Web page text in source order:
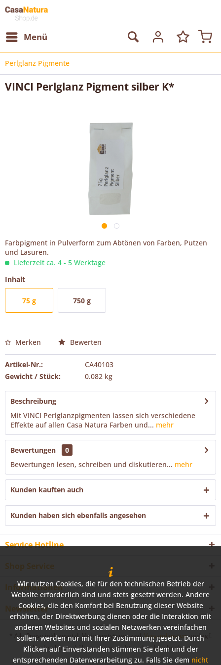
Menü
Perlglanz Pigmente
VINCI Perlglanz Pigment silber K*
Farbpigment in Pulverform zum Abtönen von Farben, Putzen
und Lasuren.
Lieferzeit ca. 4 - 5 Werktage
Inhalt
75 g 750 g
Merken Bewerten
Artikel-Nr.:
CA40103
Gewicht / Stück:
0.082 kg
Beschreibung
Mit VINCI Perlglanzpigmenten lassen sich verschiedene
Effekte auf allen Casa Natura Farben und... mehr
Bewertungen
0
Bewertungen lesen, schreiben und diskutieren... mehr
Kunden kauften auch
Kunden haben sich ebenfalls angesehen
Service Hotline
Shop Service
Informationen
Newsletter
* Alle Preise inkl. gesetzl. Mehrwertsteuer zzgl.Versandkostenund ggf.
Nachnahmegebühren, wenn nicht anders beschrieben
Wir nutzen Cookies, die für den technischen Betrieb der
Website erforderlich sind und stets gesetzt werden. Andere
Cookies, die den Komfort bei Benutzung dieser Website
erhöhen, der Direktwerbung dienen oder die Interaktion mit
anderen Websites und sozialen Netzwerken vereinfachen
sollen, werden nur mit Ihrer Zustimmung gesetzt. Durch
Klicken auf Einverstanden stimmen Sie dem und der
entsprechenden Datenverarbeitung zu. Falls Sie dem nicht